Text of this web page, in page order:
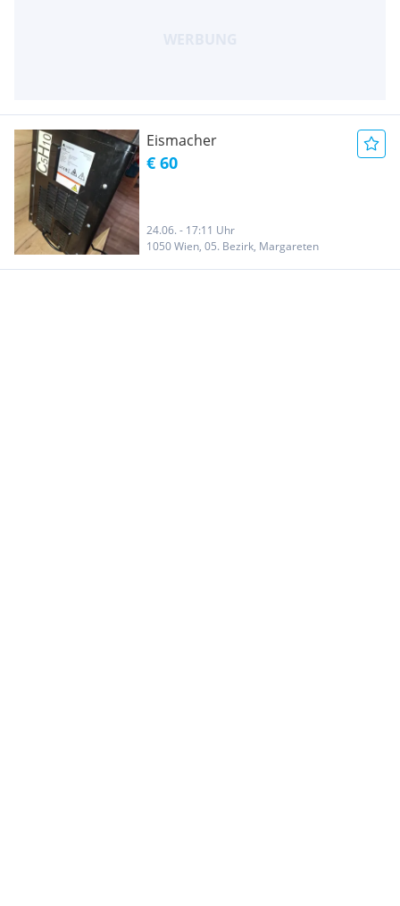
Eismacher
€ 60
24.06. - 17:11 Uhr
1050 Wien, 05. Bezirk, Margareten